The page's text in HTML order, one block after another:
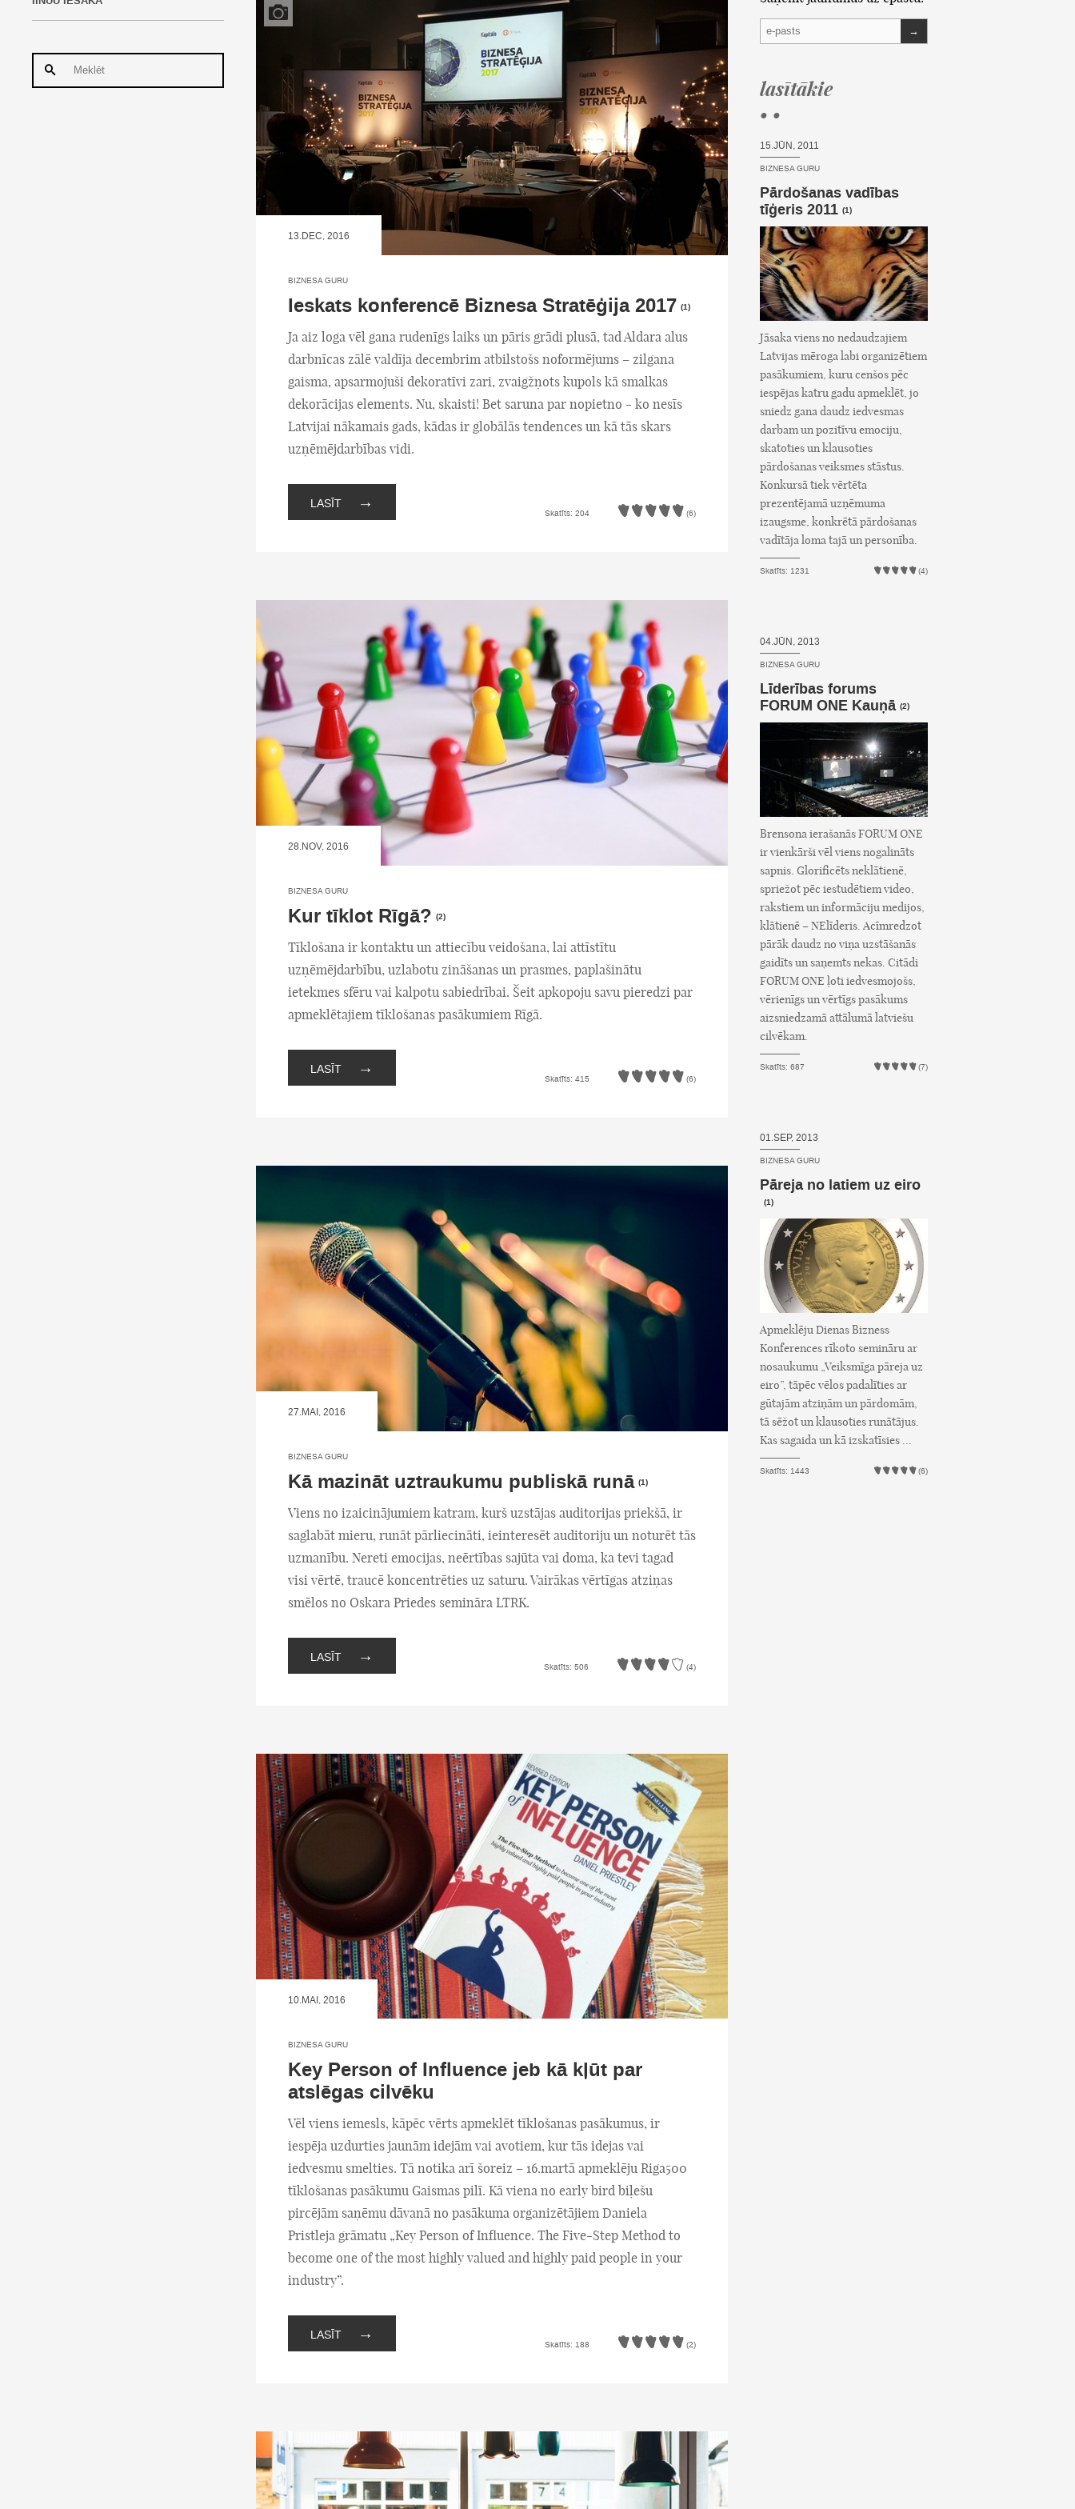
13.DEC, 2016
BIZNESA GURU
Ieskats konferencē Biznesa Stratēģija 2017 (1)
Ja aiz loga vēl gana rudenīgs laiks un pāris grādi plusā, tad Aldara alus
darbnīcas zālē valdīja decembrim atbilstošs noformējums – zilgana
gaisma, apsarmojuši dekoratīvi zari, zvaigžņots kupols kā smalkas
dekorācijas elements. Nu, skaisti! Bet saruna par nopietno - ko nesīs
Latvijai nākamais gads, kādas ir globālās tendences un kā tās skars
uzņēmējdarbības vidi.
LASĪT →
Skatīts: 204 (6)
28.NOV, 2016
BIZNESA GURU
Kur tīklot Rīgā? (2)
Tīklošana ir kontaktu un attiecību veidošana, lai attīstītu
uzņēmējdarbību, uzlabotu zināšanas un prasmes, paplašinātu
ietekmes sfēru vai kalpotu sabiedrībai. Šeit apkopoju savu pieredzi par
apmeklētajiem tīklošanas pasākumiem Rīgā.
LASĪT →
Skatīts: 415 (6)
27.MAI, 2016
BIZNESA GURU
Kā mazināt uztraukumu publiskā runā (1)
Viens no izaicinājumiem katram, kurš uzstājas auditorijas priekšā, ir
saglabāt mieru, runāt pārliecināti, ieinteresēt auditoriju un noturēt tās
uzmanību. Nereti emocijas, neērtības sajūta vai doma, ka tevi tagad
visi vērtē, traucē koncentrēties uz saturu. Vairākas vērtīgas atziņas
smēlos no Oskara Priedes semināra LTRK.
LASĪT →
Skatīts: 506 (4)
10.MAI, 2016
BIZNESA GURU
Key Person of Influence jeb kā kļūt par
atslēgas cilvēku
Vēl viens iemesls, kāpēc vērts apmeklēt tīklošanas pasākumus, ir
iespēja uzdurties jaunām idejām vai avotiem, kur tās idejas vai
iedvesmu smelties. Tā notika arī šoreiz – 16.martā apmeklēju Riga500
tīklošanas pasākumu Gaismas pilī. Kā viena no early bird biļešu
pircējām saņēmu dāvanā no pasākuma organizētājiem Daniela
Pristleja grāmatu „Key Person of Influence. The Five-Step Method to
become one of the most highly valued and highly paid people in your
industry”.
LASĪT →
Skatīts: 188 (2)
→
lasītākie
• •
15.JŪN, 2011
BIZNESA GURU
Pārdošanas vadības
tīģeris 2011 (1)
Jāsaka viens no nedaudzajiem
Latvijas mēroga labi organizētiem
pasākumiem, kuru cenšos pēc
iespējas katru gadu apmeklēt, jo
sniedz gana daudz iedvesmas
darbam un pozitīvu emociju,
skatoties un klausoties
pārdošanas veiksmes stāstus.
Konkursā tiek vērtēta
prezentējamā uzņēmuma
izaugsme, konkrētā pārdošanas
vadītāja loma tajā un personība.
Skatīts: 1231 (4)
04.JŪN, 2013
BIZNESA GURU
Līderības forums
FORUM ONE Kauņā (2)
Brensona ierašanās FORUM ONE
ir vienkārši vēl viens nogalināts
sapnis. Glorificēts neklātienē,
spriežot pēc iestudētiem video,
rakstiem un informāciju medijos,
klātienē – NElīderis. Acīmredzot
pārāk daudz no viņa uzstāšanās
gaidīts un saņemts nekas. Citādi
FORUM ONE ļoti iedvesmojošs,
vērienīgs un vērtīgs pasākums
aizsniedzamā attālumā latviešu
cilvēkam.
Skatīts: 687 (7)
01.SEP, 2013
BIZNESA GURU
Pāreja no latiem uz eiro
(1)
Apmeklēju Dienas Bizness
Konferences rīkoto semināru ar
nosaukumu „Veiksmīga pāreja uz
eiro”, tāpēc vēlos padalīties ar
gūtajām atziņām un pārdomām,
tā sēžot un klausoties runātājus.
Kas sagaida un kā izskatīsies ...
Skatīts: 1443 (6)